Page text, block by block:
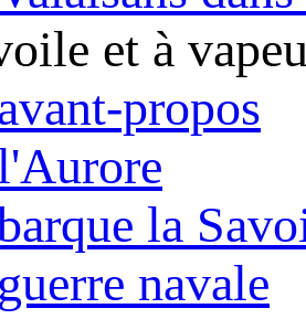
et à
propos
la
guerre navale